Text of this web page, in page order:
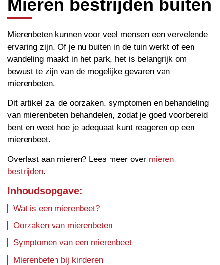
Mieren bestrijden buiten
Mierenbeten kunnen voor veel mensen een vervelende
ervaring zijn. Of je nu buiten in de tuin werkt of een
wandeling maakt in het park, het is belangrijk om
bewust te zijn van de mogelijke gevaren van
mierenbeten.
Dit artikel zal de oorzaken, symptomen en behandeling
van mierenbeten behandelen, zodat je goed voorbereid
bent en weet hoe je adequaat kunt reageren op een
mierenbeet.
Overlast aan mieren? Lees meer over mieren
bestrijden.
Inhoudsopgave:
Wat is een mierenbeet?
Oorzaken van mierenbeten
Symptomen van een mierenbeet
Mierenbeten bij kinderen